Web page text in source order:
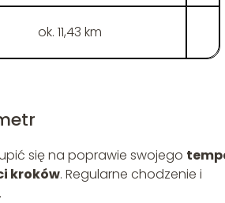
ok. 11,43 km
się na poprawie swojego
kroków. Regularne chodzenie i